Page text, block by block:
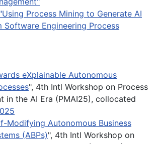
"Using Process Mining to Generate AI
Software Engineering Process
eXplainable Autonomous
", 4th Intl Workshop on Process
in the AI Era (PMAI25), collocated
Modifying Autonomous Business
(ABPs)", 4th Intl Workshop on